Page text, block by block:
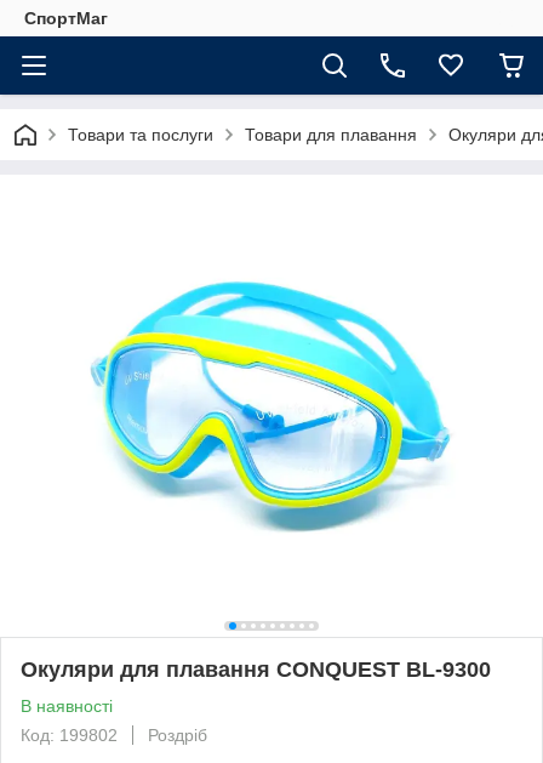
СпортМаг
Товари та послуги Товари для плавання Окуляри
Окуляри для плавання CONQUEST BL-9300
В наявності
Код: 199802
Роздріб